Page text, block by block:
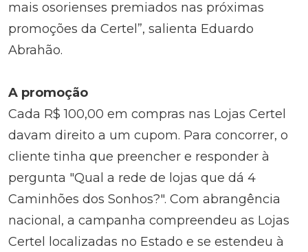
mais osorienses premiados nas próximas
promoções da Certel”, salienta Eduardo
Abrahão.
A promoção
Cada R$ 100,00 em compras nas Lojas Certel
davam direito a um cupom. Para concorrer, o
cliente tinha que preencher e responder à
pergunta "Qual a rede de lojas que dá 4
Caminhões dos Sonhos?". Com abrangência
nacional, a campanha compreendeu as Lojas
Certel localizadas no Estado e se estendeu à